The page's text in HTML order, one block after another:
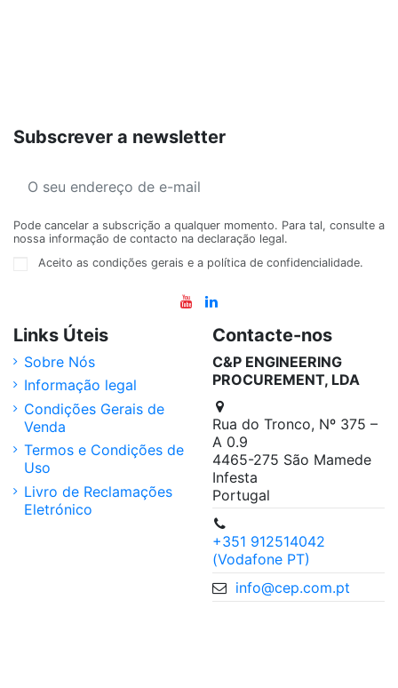
Subscrever a newsletter
Pode cancelar a subscrição a qualquer momento. Para tal, consulte a
nossa informação de contacto na declaração legal.
Aceito as condições gerais e a política de confidencialidade.
Links Úteis
Sobre Nós
Informação legal
Condições Gerais de
Venda
Termos e Condições de
Uso
Livro de Reclamações
Eletrónico
Contacte-nos
C&P ENGINEERING
PROCUREMENT, LDA
Rua do Tronco, Nº 375 –
A 0.9
4465-275 São Mamede
Infesta
Portugal
+351 912514042
(Vodafone PT)
info@cep.com.pt